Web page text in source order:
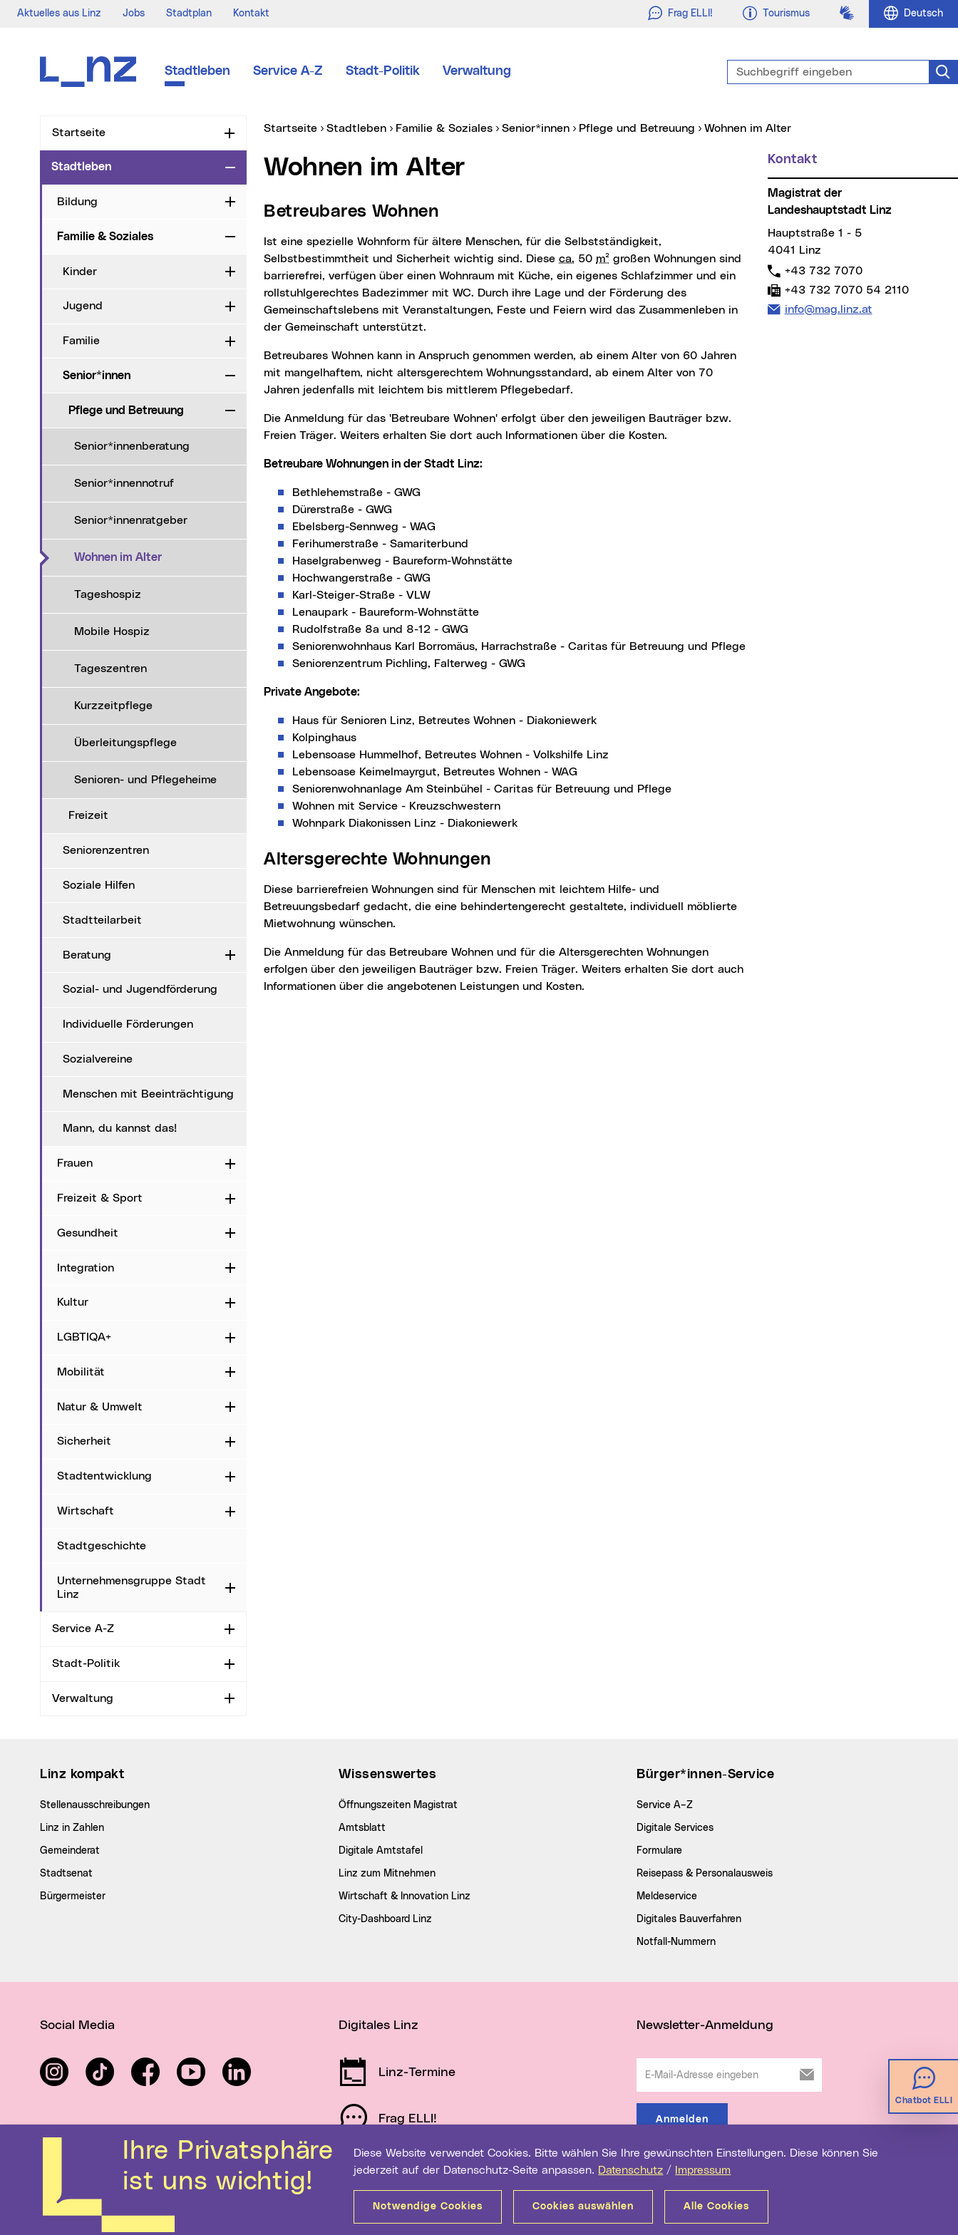
ist uns wichtig!
Diese Website verwendet Cookies. Bitte wählen Sie Ihre gewünschten Einstellungen. Diese können Sie
jederzeit auf der Datenschutz-Seite anpassen. Datenschutz / Impressum
Notwendige Cookies Cookies auswählen Alle Cookies
Aktuelles aus Linz Jobs Stadtplan Kontakt Frag ELLI! Tourismus Gebärdensprache
Deutsch
Stadtleben Service A-Z Stadt-Politik Verwaltung Suchbegriff eingeben
Startseite Aufklappen
Stadtleben Zuklappen
Bildung Aufklappen
Familie & Soziales Zuklappen
Kinder Aufklappen
Jugend Aufklappen
Familie Aufklappen
Senior*innen Zuklappen
Pflege und Betreuung Zuklappen
Senior*innenberatung
Senior*innennotruf
Senior*innenratgeber
Wohnen im Alter(aktueller Menüpunkt)
Tageshospiz
Mobile Hospiz
Tageszentren
Kurzzeitpflege
Überleitungspflege
Senioren- und Pflegeheime
Freizeit
Seniorenzentren
Soziale Hilfen
Stadtteilarbeit
Beratung Aufklappen
Sozial- und Jugendförderung
Individuelle Förderungen
Sozialvereine
Menschen mit Beeinträchtigung
Mann, du kannst das!
Frauen Aufklappen
Freizeit & Sport Aufklappen
Gesundheit Aufklappen
Integration Aufklappen
Kultur Aufklappen
LGBTIQA+ Aufklappen
Mobilität Aufklappen
Natur & Umwelt Aufklappen
Sicherheit Aufklappen
Stadtentwicklung Aufklappen
Wirtschaft Aufklappen
Stadtgeschichte
Unternehmensgruppe Stadt
Linz
Aufklappen
Service A-Z Aufklappen
Stadt-Politik Aufklappen
Verwaltung Aufklappen
Sie sind hier:
Startseite Stadtleben Familie & Soziales Senior*innen Pflege und Betreuung Wohnen im Alter
Wohnen im Alter
Betreubares Wohnen
Ist eine spezielle Wohnform für ältere Menschen, für die Selbstständigkeit,
Selbstbestimmtheit und Sicherheit wichtig sind. Diese ca. 50 m² großen Wohnungen sind
barrierefrei, verfügen über einen Wohnraum mit Küche, ein eigenes Schlafzimmer und ein
rollstuhlgerechtes Badezimmer mit WC. Durch ihre Lage und der Förderung des
Gemeinschaftslebens mit Veranstaltungen, Feste und Feiern wird das Zusammenleben in
der Gemeinschaft unterstützt.
Betreubares Wohnen kann in Anspruch genommen werden, ab einem Alter von 60 Jahren
mit mangelhaftem, nicht altersgerechtem Wohnungsstandard, ab einem Alter von 70
Jahren jedenfalls mit leichtem bis mittlerem Pflegebedarf.
Die Anmeldung für das 'Betreubare Wohnen' erfolgt über den jeweiligen Bauträger bzw.
Freien Träger. Weiters erhalten Sie dort auch Informationen über die Kosten.
Betreubare Wohnungen in der Stadt Linz:
Bethlehemstraße - GWG
Dürerstraße - GWG
Ebelsberg-Sennweg - WAG
Ferihumerstraße - Samariterbund
Haselgrabenweg - Baureform-Wohnstätte
Hochwangerstraße - GWG
Karl-Steiger-Straße - VLW
Lenaupark - Baureform-Wohnstätte
Rudolfstraße 8a und 8-12 - GWG
Seniorenwohnhaus Karl Borromäus, Harrachstraße - Caritas für Betreuung und Pflege
Seniorenzentrum Pichling, Falterweg - GWG
Private Angebote:
Haus für Senioren Linz, Betreutes Wohnen - Diakoniewerk
Kolpinghaus
Lebensoase Hummelhof, Betreutes Wohnen - Volkshilfe Linz
Lebensoase Keimelmayrgut, Betreutes Wohnen - WAG
Seniorenwohnanlage Am Steinbühel - Caritas für Betreuung und Pflege
Wohnen mit Service - Kreuzschwestern
Wohnpark Diakonissen Linz - Diakoniewerk
Altersgerechte Wohnungen
Diese barrierefreien Wohnungen sind für Menschen mit leichtem Hilfe- und
Betreuungsbedarf gedacht, die eine behindertengerecht gestaltete, individuell möblierte
Mietwohnung wünschen.
Die Anmeldung für das Betreubare Wohnen und für die Altersgerechten Wohnungen
erfolgen über den jeweiligen Bauträger bzw. Freien Träger. Weiters erhalten Sie dort auch
Informationen über die angebotenen Leistungen und Kosten.
Kontakt
Magistrat der
Landeshauptstadt Linz
Hauptstraße 1 - 5
4041 Linz
Telefon:
+43 732 7070
Fax:
+43 732 7070 54 2110
E-Mail Adresse:
info@mag.linz.at
Chatbot ELLI
Linz kompakt
Stellenausschreibungen
Linz in Zahlen
Gemeinderat
Stadtsenat
Bürgermeister
Wissenswertes
Öffnungszeiten Magistrat
Amtsblatt
Digitale Amtstafel
Linz zum Mitnehmen
Wirtschaft & Innovation Linz
City-Dashboard Linz
Bürger*innen-Service
Service A–Z
Digitale Services
Formulare
Reisepass & Personalausweis
Meldeservice
Digitales Bauverfahren
Notfall-Nummern
Social Media
InstagramTikTok FacebookYouTube LinkedIn
Digitales Linz
Linz-Termine
Frag ELLI!
Schau auf Linz
Newsletter-Anmeldung
Anmelden